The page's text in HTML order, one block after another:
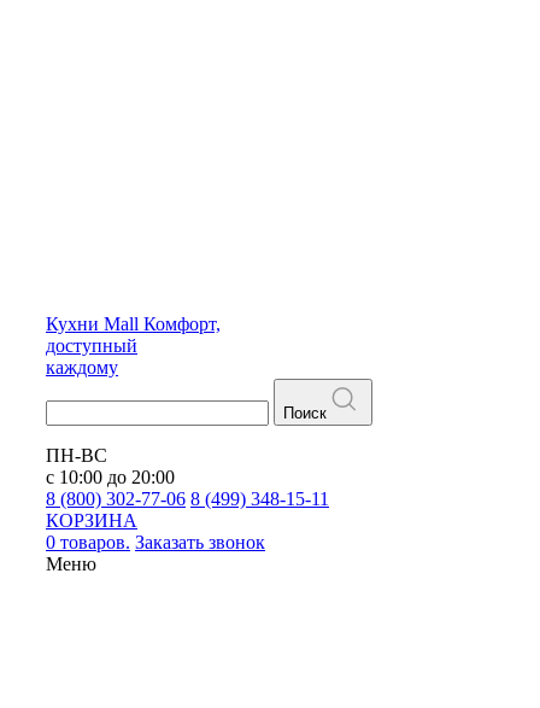
Кухни Mall Комфорт,
доступный
каждому
Поиск
ПН-ВС
с 10:00 до 20:00
8 (800) 302-77-06 8 (499) 348-15-11
КОРЗИНА
0 товаров. Заказать звонок
Меню